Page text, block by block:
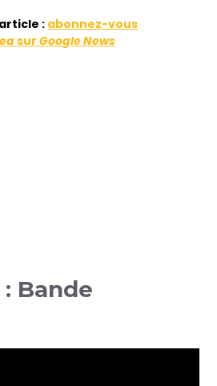
: abonnez-vous
sur Google News
: Bande